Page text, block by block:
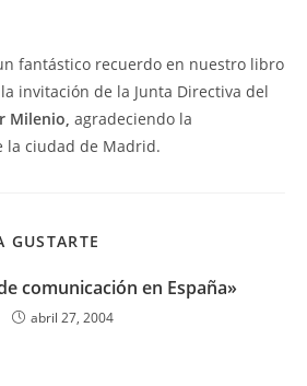
fantástico recuerdo en nuestro libro
invitación de la Junta Directiva del
Milenio, agradeciendo la
la ciudad de Madrid.
GUSTARTE
comunicación en España»
abril 27, 2004